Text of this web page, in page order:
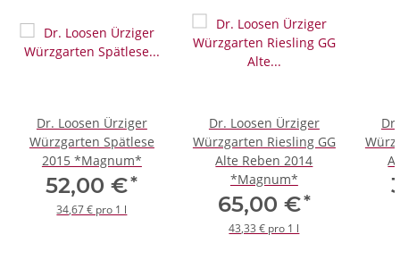
Dr. Loosen Ürziger
Würzgarten Spätlese
2015 *Magnum*
52,00 €*
34,67 € pro 1 l
Dr. Loosen Ürziger
Würzgarten Riesling GG
Alte Reben 2014
*Magnum*
65,00 €*
43,33 € pro 1 l